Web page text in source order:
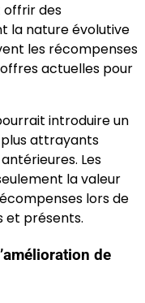
offrir des
la nature évolutive
les récompenses
actuelles pour
introduire un
plus attrayants
Les
la valeur
lors de
et présents.
de